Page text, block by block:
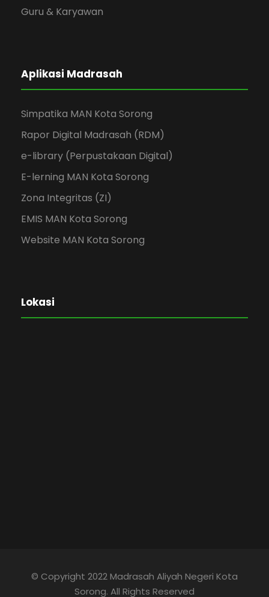
Guru & Karyawan
Aplikasi Madrasah
Simpatika MAN Kota Sorong
Rapor Digital Madrasah (RDM)
e-library (Perpustakaan Digital)
E-lerning MAN Kota Sorong
Zona Integritas (ZI)
EMIS MAN Kota Sorong
Website MAN Kota Sorong
Lokasi
© Copyright 2022 Madrasah Aliyah Negeri Kota
Sorong. All Rights Reserved